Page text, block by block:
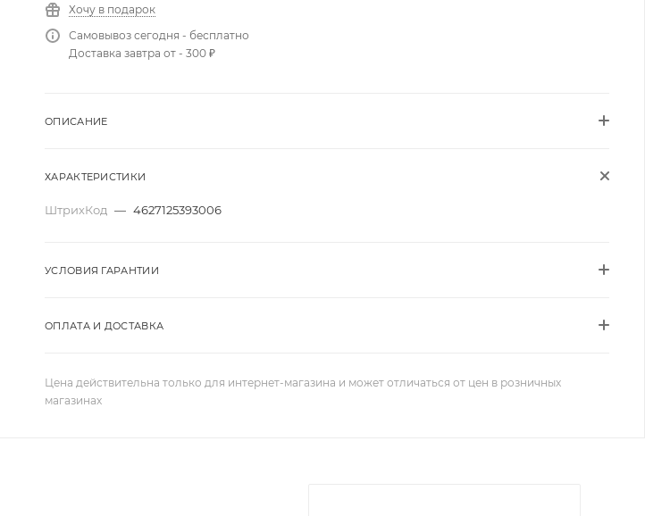
Хочу в подарок
Самовывоз сегодня - бесплатно
Доставка завтра от - 300 ₽
ОПИСАНИЕ
ХАРАКТЕРИСТИКИ
ШтрихКод — 4627125393006
УСЛОВИЯ ГАРАНТИИ
ОПЛАТА И ДОСТАВКА
Цена действительна только для интернет-магазина и может отличаться от цен в розничных
магазинах